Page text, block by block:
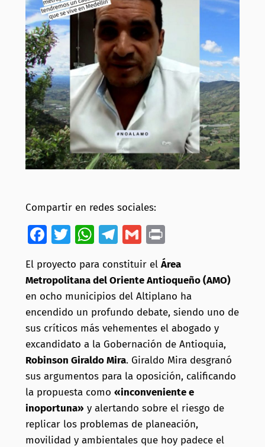
Compartir en redes sociales:
Facebook
Twitter
WhatsApp
Telegram
GmailPrint
El proyecto para constituir el Área
Metropolitana del Oriente Antioqueño (AMO)
en ocho municipios del Altiplano ha
encendido un profundo debate, siendo uno de
sus críticos más vehementes el abogado y
excandidato a la Gobernación de Antioquia,
Robinson Giraldo Mira. Giraldo Mira desgranó
sus argumentos para la oposición, calificando
la propuesta como «inconveniente e
inoportuna» y alertando sobre el riesgo de
replicar los problemas de planeación,
movilidad y ambientales que hoy padece el